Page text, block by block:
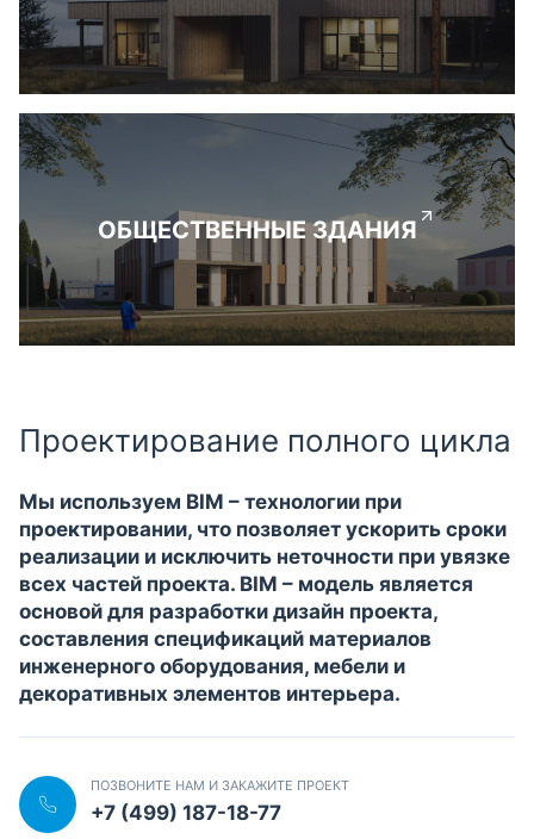
ОБЩЕСТВЕННЫЕ ЗДАНИЯ
Проектирование полного цикла
Мы используем BIM – технологии при
проектировании, что позволяет ускорить сроки
реализации и исключить неточности при увязке
всех частей проекта. BIM – модель является
основой для разработки дизайн проекта,
составления спецификаций материалов
инженерного оборудования, мебели и
декоративных элементов интерьера.
ПОЗВОНИТЕ НАМ И ЗАКАЖИТЕ ПРОЕКТ
+7 (499) 187-18-77